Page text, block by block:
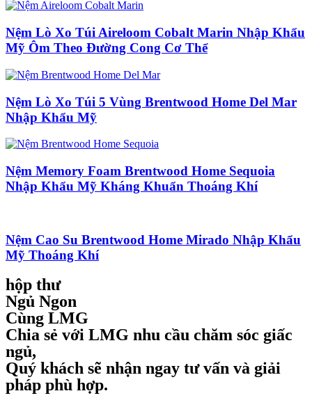
Nệm Lò Xo Túi Aireloom Cobalt Marin Nhập Khẩu
Mỹ Ôm Theo Đường Cong Cơ Thể
Nệm Lò Xo Túi 5 Vùng Brentwood Home Del Mar
Nhập Khẩu Mỹ
Nệm Memory Foam Brentwood Home Sequoia
Nhập Khẩu Mỹ Kháng Khuẩn Thoáng Khí
Nệm Cao Su Brentwood Home Mirado Nhập Khẩu
Mỹ Thoáng Khí
hộp thư
Ngủ Ngon
Cùng LMG
Chia sẻ với LMG nhu cầu chăm sóc giấc
ngủ,
Quý khách sẽ nhận ngay tư vấn và giải
pháp phù hợp.